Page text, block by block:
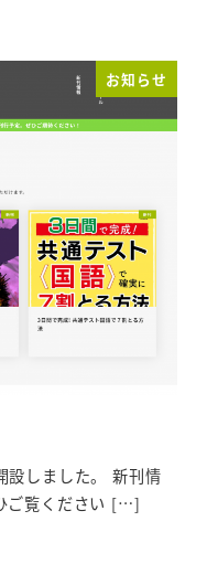
お知らせ
設しました。 新刊情
ご覧ください […]